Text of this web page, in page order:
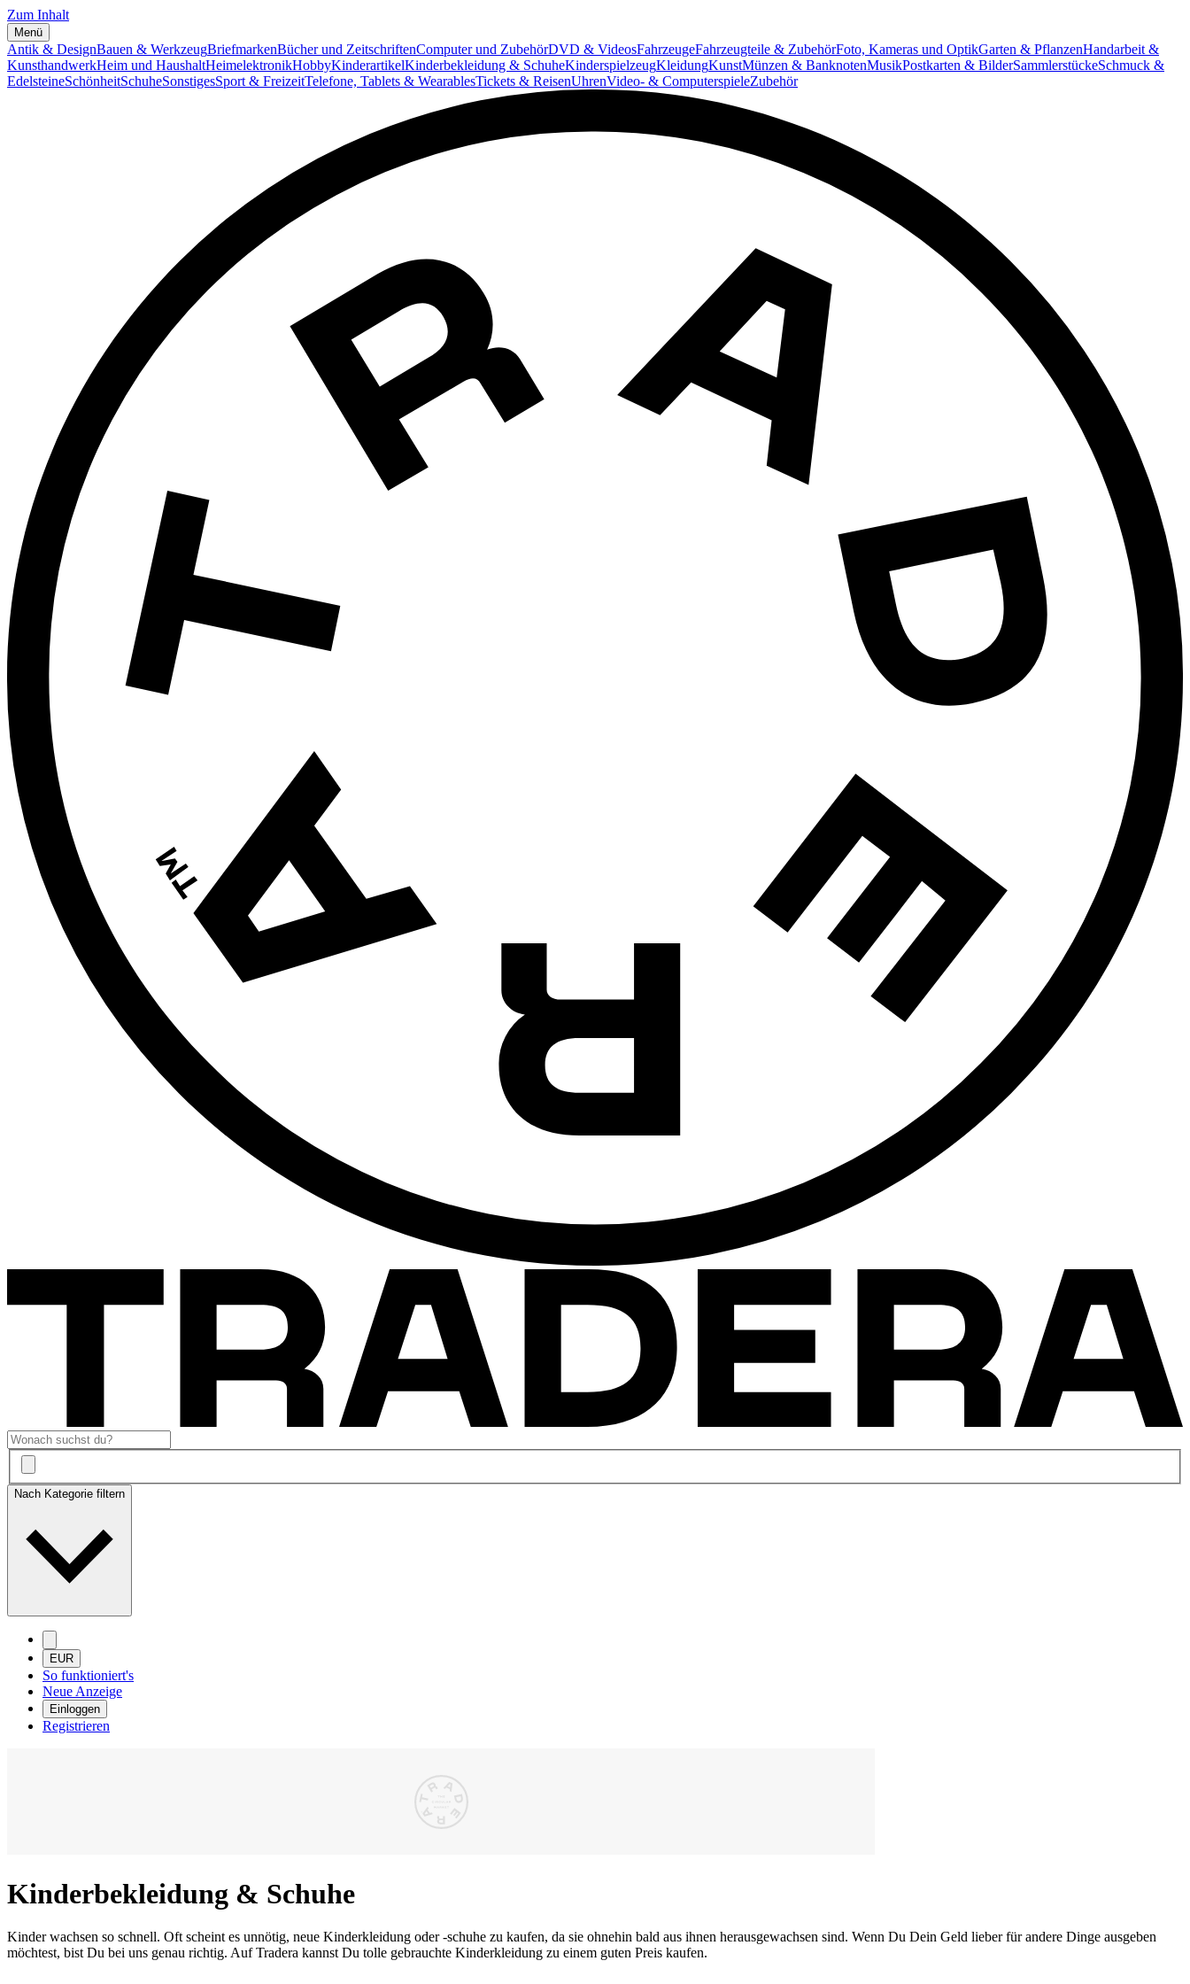
Zum Inhalt
Menü
Antik & DesignBauen & WerkzeugBriefmarkenBücher und ZeitschriftenComputer und ZubehörDVD & VideosFahrzeugeFahrzeugteile & ZubehörFoto, Kameras und OptikGarten & PflanzenHandarbeit &
KunsthandwerkHeim und HaushaltHeimelektronikHobbyKinderartikelKinderbekleidung & SchuheKinderspielzeugKleidungKunstMünzen & BanknotenMusikPostkarten & BilderSammlerstückeSchmuck &
EdelsteineSchönheitSchuheSonstigesSport & FreizeitTelefone, Tablets & WearablesTickets & ReisenUhrenVideo- & ComputerspieleZubehör
Nach Kategorie filtern
EUR
So funktioniert's
Neue Anzeige
Einloggen
Registrieren
Kinderbekleidung & Schuhe
Kinder wachsen so schnell. Oft scheint es unnötig, neue Kinderkleidung oder -schuhe zu kaufen, da sie ohnehin bald aus ihnen herausgewachsen sind. Wenn Du Dein Geld lieber für andere Dinge ausgeben
möchtest, bist Du bei uns genau richtig. Auf Tradera kannst Du tolle gebrauchte Kinderkleidung zu einem guten Preis kaufen.